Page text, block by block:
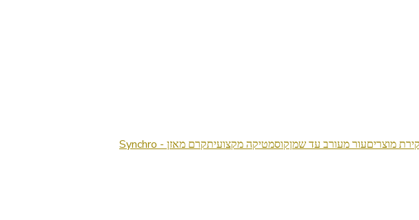
מוצריםעור מעורב עד שמןקוסמטיקה מקצועיתקרם מאזן - Synchro